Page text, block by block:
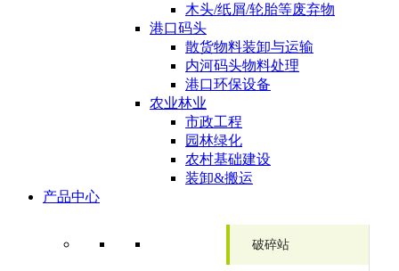
木头/纸屑/轮胎等废弃物
港口码头
散货物料装卸与运输
内河码头物料处理
港口环保设备
农业林业
市政工程
园林绿化
农村基础建设
装卸&搬运
产品中心
破碎站